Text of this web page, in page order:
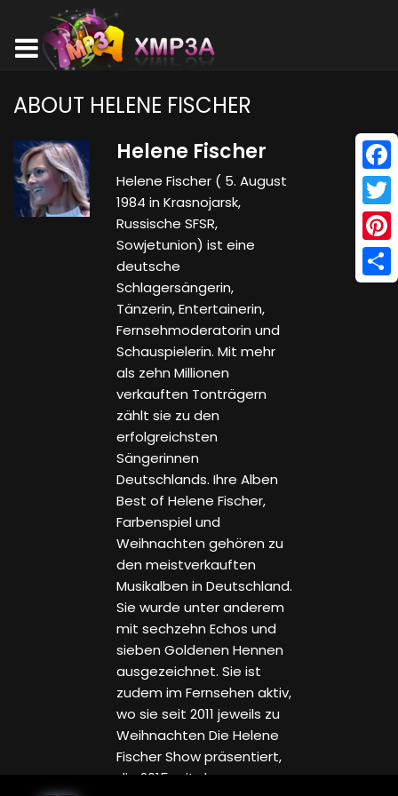
ABOUT HELENE FISCHER
Helene Fischer
Helene Fischer ( 5. August
1984 in Krasnojarsk,
Russische SFSR,
Sowjetunion) ist eine
deutsche
Schlagersängerin,
Tänzerin, Entertainerin,
Fernsehmoderatorin und
Schauspielerin. Mit mehr
als zehn Millionen
verkauften Tonträgern
zählt sie zu den
erfolgreichsten
Sängerinnen
Deutschlands. Ihre Alben
Best of Helene Fischer,
Farbenspiel und
Weihnachten gehören zu
den meistverkauften
Musikalben in Deutschland.
Sie wurde unter anderem
mit sechzehn Echos und
sieben Goldenen Hennen
ausgezeichnet. Sie ist
zudem im Fernsehen aktiv,
wo sie seit 2011 jeweils zu
Weihnachten Die Helene
Fischer Show präsentiert,
die 2015 mit dem